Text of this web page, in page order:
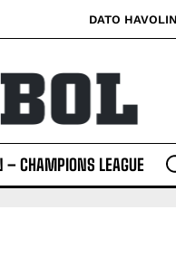
DATO
– CHAMPIONS LEAGUE